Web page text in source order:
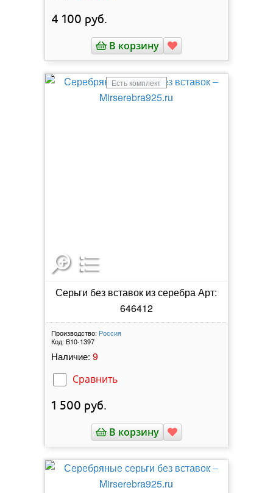
4 100 руб.
В корзину
Есть комплект
Серьги без вставок из серебра Арт:
646412
Производство: Россия
Код: В10-1397
Наличие: 9
Сравнить
1 500 руб.
В корзину